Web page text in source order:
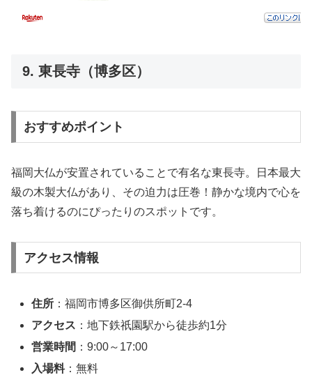
9. 東長寺（博多区）
おすすめポイント
福岡大仏が安置されていることで有名な東長寺。日本最大
級の木製大仏があり、その迫力は圧巻！静かな境内で心を
落ち着けるのにぴったりのスポットです。
アクセス情報
住所 ：福岡市博多区御供所町2-4
アクセス ：地下鉄祇園駅から徒歩約1分
営業時間 ：9:00～17:00
入場料：無料